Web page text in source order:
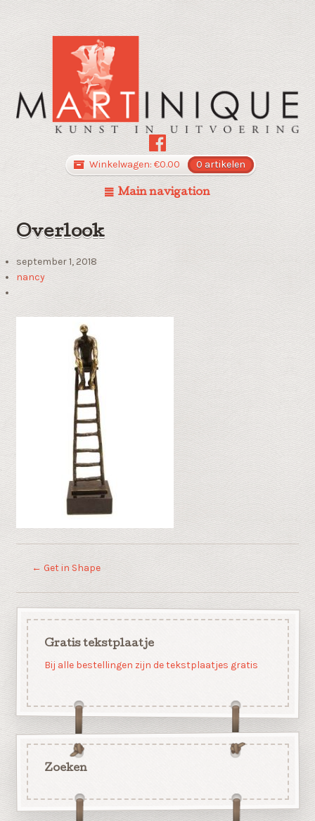
Winkelwagen: €0.00 0 artikelen
Main navigation
Overlook
september 1, 2018
nancy
← Get in Shape
Gratis tekstplaatje
Bij alle bestellingen zijn de tekstplaatjes gratis
Zoeken